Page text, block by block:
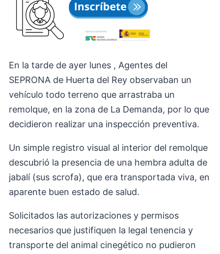
En la tarde de ayer lunes , Agentes del
SEPRONA de Huerta del Rey observaban un
vehículo todo terreno que arrastraba un
remolque, en la zona de La Demanda, por lo que
decidieron realizar una inspección preventiva.
Un simple registro visual al interior del remolque
descubrió la presencia de una hembra adulta de
jabalí (sus scrofa), que era transportada viva, en
aparente buen estado de salud.
Solicitados las autorizaciones y permisos
necesarios que justifiquen la legal tenencia y
transporte del animal cinegético no pudieron